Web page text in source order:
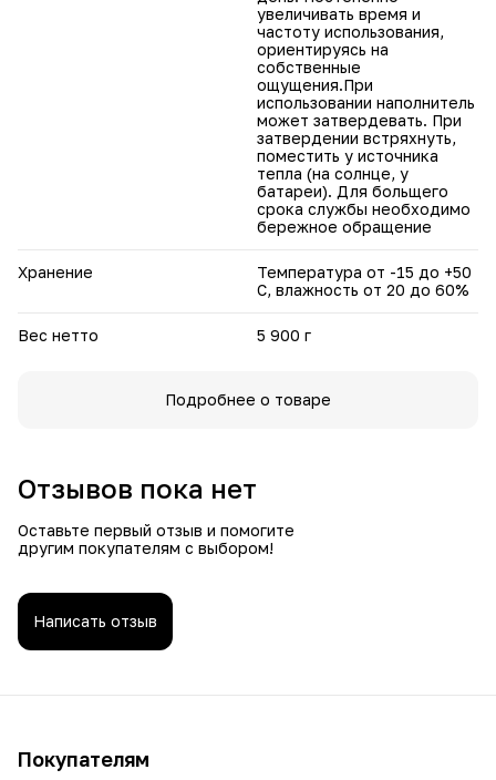
увеличивать время и
частоту использования,
ориентируясь на
собственные
ощущения.При
использовании наполнитель
может затвердевать. При
затвердении встряхнуть,
поместить у источника
тепла (на солнце, у
батареи). Для больщего
срока службы необходимо
бережное обращение
Хранение
Температура от -15 до +50
С, влажность от 20 до 60%
Вес нетто 5 900 г
Подробнее о товаре
Отзывов пока нет
Оставьте первый отзыв и помогите
другим покупателям с выбором!
Написать отзыв
Покупателям